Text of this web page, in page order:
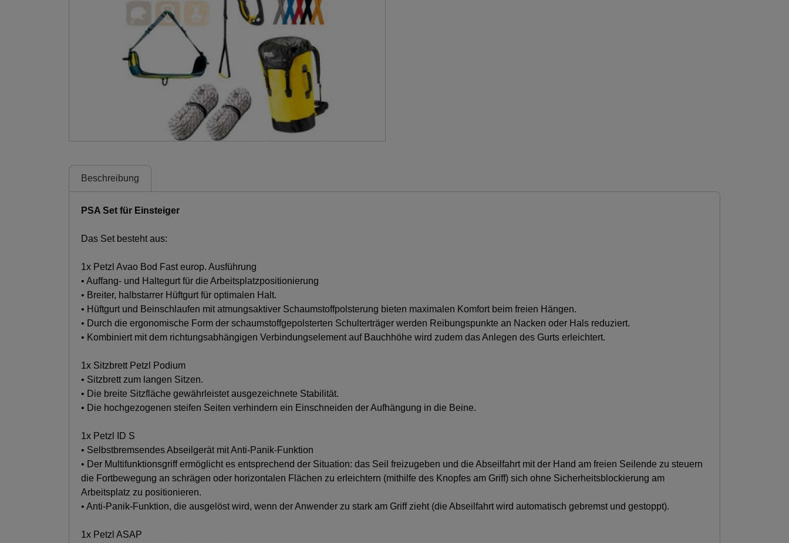
Beschreibung
PSA Set für Einsteiger
Das Set besteht aus:
1x Petzl Avao Bod Fast europ. Ausführung
• Auffang- und Haltegurt für die Arbeitsplatzpositionierung
• Breiter, halbstarrer Hüftgurt für optimalen Halt.
• Hüftgurt und Beinschlaufen mit atmungsaktiver Schaumstoffpolsterung bieten maximalen Komfort beim freien Hängen.
• Durch die ergonomische Form der schaumstoffgepolsterten Schulterträger werden Reibungspunkte an Nacken oder Hals reduziert.
• Kombiniert mit dem richtungsabhängigen Verbindungselement auf Bauchhöhe wird zudem das Anlegen des Gurts erleichtert.
1x Sitzbrett Petzl Podium
• Sitzbrett zum langen Sitzen.
• Die breite Sitzfläche gewährleistet ausgezeichnete Stabilität.
• Die hochgezogenen steifen Seiten verhindern ein Einschneiden der Aufhängung in die Beine.
1x Petzl ID S
• Selbstbremsendes Abseilgerät mit Anti-Panik-Funktion
• Der Multifunktionsgriff ermöglicht es entsprechend der Situation: das Seil freizugeben und die Abseilfahrt mit der Hand am freien Seilende zu steuern
die Fortbewegung an schrägen oder horizontalen Flächen zu erleichtern (mithilfe des Knopfes am Griff) sich ohne Sicherheitsblockierung am
Arbeitsplatz zu positionieren.
• Anti-Panik-Funktion, die ausgelöst wird, wenn der Anwender zu stark am Griff zieht (die Abseilfahrt wird automatisch gebremst und gestoppt).
1x Petzl ASAP